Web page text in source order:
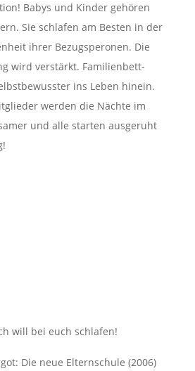
Babys und Kinder gehören
Sie schlafen am Besten in der
ihrer Bezugsperonen. Die
wird verstärkt. Familienbett-
ins Leben hinein.
werden die Nächte im
und alle starten ausgeruht
will bei euch schlafen!
Die neue Elternschule (2006)